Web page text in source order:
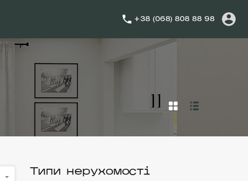
+38 (068) 808 88 98
Типи нерухомості